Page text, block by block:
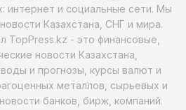
интернет и социальные сети. Мы
Казахстана, СНГ и мира.
TopPress.kz - это финансовые,
новости Казахстана,
и прогнозы, курсы валют и
металлов, сырьевых и
банков, бирж, компаний.